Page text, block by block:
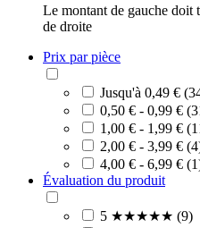
Le montant de gauche doit
de droite
Prix par pièce
Jusqu'à 0,49 €
0,50 € - 0,99 €
1,00 € - 1,99 €
2,00 € - 3,99 €
4,00 € - 6,99 €
Évaluation du produit
5 ★★★★★ (9)